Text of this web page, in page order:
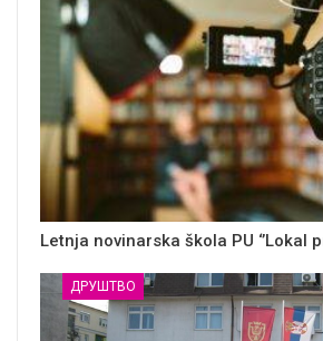
Letnja novinarska škola PU ‘’Lokal
ДРУШТВО